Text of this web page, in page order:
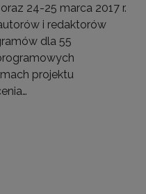
24-25 marca 2017 r.
i redaktorów
dla 55
projektu